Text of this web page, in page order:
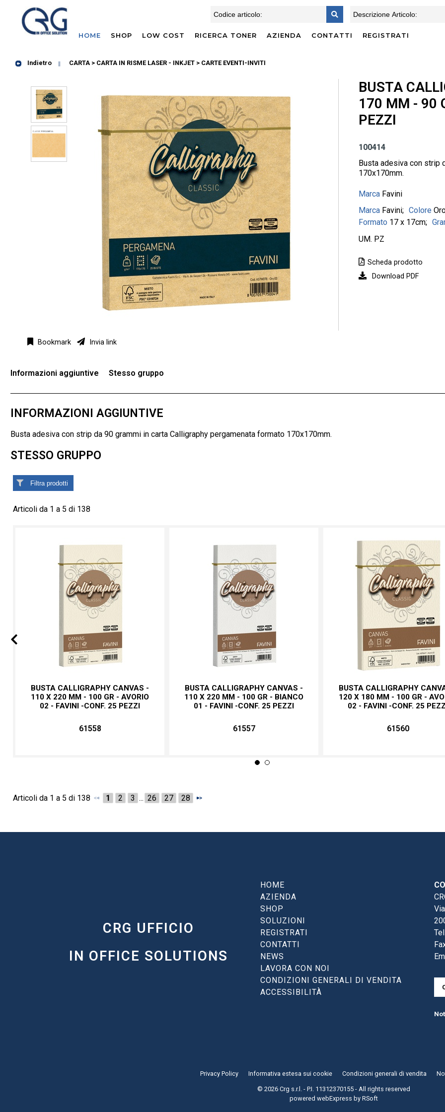
HOME SHOP LOW COST RICERCA TONER AZIENDA CONTATTI REGISTRATI
Indietro CARTA > CARTA IN RISME LASER - INKJET> CARTE EVENTI-INVITI
BUSTA
170 MM - 90
PEZZI
100414
Busta adesiva con strip
170x170mm.
Marca Favini
Marca Favini Colore
Formato 17 x 17cm
UM. PZ
Scheda prodotto
Download PDF
Bookmark Invia link
Informazioni aggiuntive Stesso gruppo
INFORMAZIONI AGGIUNTIVE
Busta adesiva con strip da 90 grammi in carta Calligraphy pergamenata formato 170x170mm.
STESSO GRUPPO
Filtra prodotti
Articoli da 1 a 5 di 138
BUSTA CALLIGRAPHY CANVAS -
110 X 220 MM - 100 GR - AVORIO
02 - FAVINI -CONF. 25 PEZZI
61558
BUSTA CALLIGRAPHY CANVAS -
110 X 220 MM - 100 GR - BIANCO
01 - FAVINI -CONF. 25 PEZZI
61557
BUSTA CALLIGRAPHY
120 X 180 MM - 100 GR -
02 - FAVINI -CONF. 25
61560
Articoli da 1 a 5 di 138 1 2 3 ... 26 27 28
CRG UFFICIO
IN OFFICE SOLUTIONS
HOME
AZIENDA
SHOP
SOLUZIONI
REGISTRATI
CONTATTI
NEWS
LAVORA CON NOI
CONDIZIONI GENERALI DI VENDITA
ACCESSIBILITÀ
Privacy Policy Informativa estesa sui cookie Condizioni generali di vendita
© 2026 Crg s.r.l. - P.I. 11312370155 - All rights reserved
powered webExpress by RSoft